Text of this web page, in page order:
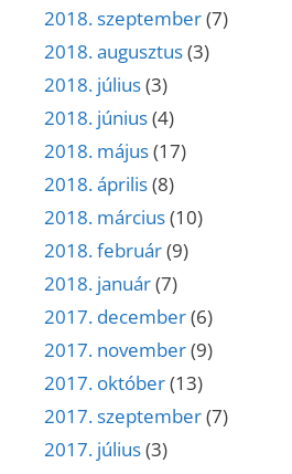
2018. szeptember(7)
2018. augusztus(3)
2018. július(3)
2018. június(4)
2018. május(17)
2018. április(8)
2018. március(10)
2018. február(9)
2018. január(7)
2017. december(6)
2017. november(9)
2017. október(13)
2017. szeptember(7)
2017. július(3)